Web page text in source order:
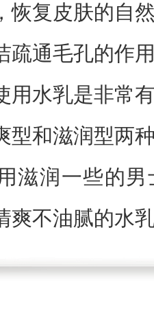
恢复皮肤的自
疏通毛孔的作
用水乳是非常
型和滋润型两
滋润一些的
爽不油腻的水